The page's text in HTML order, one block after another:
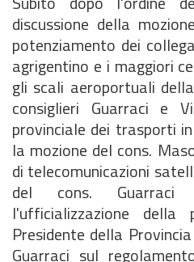
discussione della
potenziamento dei
agrigentino e i maggiori
gli scali aeroportuali
consiglieri Guarraci e
provinciale dei trasporti
la mozione del cons.
di telecomunicazioni
del cons.
l'ufficializzazione della
Presidente della
Guarraci sul